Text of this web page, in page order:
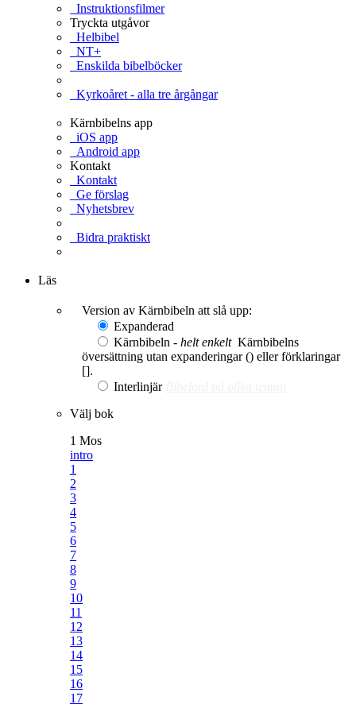
Instruktionsfilmer
Tryckta utgåvor
Helbibel
NT+
Enskilda bibelböcker
Kyrkoåret - alla tre årgångar
Kärnbibelns app
iOS app
Android app
Kontakt
Kontakt
Ge förslag
Nyhetsbrev
Bidra praktiskt
Läs
Version av Kärnbibeln att slå upp:
Expanderad
Kärnbibeln - helt enkelt Kärnbibelns
översättning utan expanderingar () eller förklaringar
[].
Interlinjär
Välj bok
1 Mos
intro
1
2
3
4
5
6
7
8
9
10
11
12
13
14
15
16
17